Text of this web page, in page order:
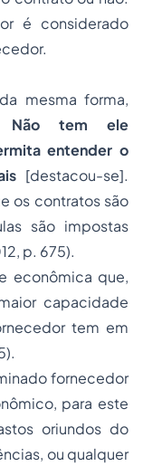
é considerado
mesma forma,
Não tem ele
entender o
[destacou-se].
os contratos são
são impostas
p. 675).
econômica que,
capacidade
tem em
fornecedor
para este
oriundos do
ou qualquer